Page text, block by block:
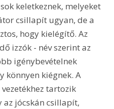
keletkeznek, melyeket
csillapít ugyan, de a
hogy kielégítő. Az
izzók - név szerint az
igénybevételnek
könnyen kiégnek. A
tartozik
az jócskán csillapít,